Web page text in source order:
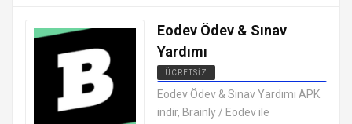
Eodev Ödev & Sınav
Yardımı
ÜCRETSIZ
ANDROID EĞITIM UYGULAMALARI
APK
Eodev Ödev & Sınav Yardımı APK
indir, Brainly / Eodev ile